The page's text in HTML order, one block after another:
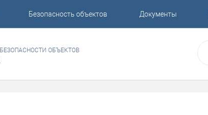
Безопасность объектов Документы
ОБЪЕКТОВ